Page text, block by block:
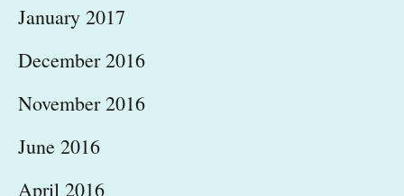
January 2017
December 2016
November 2016
June 2016
April 2016